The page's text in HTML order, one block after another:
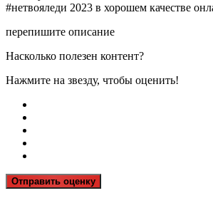
#нетвояледи 2023 в хорошем качестве
перепишите описание
Насколько полезен контент?
Нажмите на звезду, чтобы оценить!
Отправить оценку